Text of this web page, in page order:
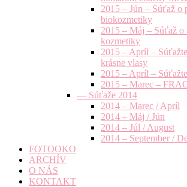
2015 – Jún – Súťaž o
biokozmetiky
2015 – Máj – Súťaž o
kozmetiky
2015 – Apríl –
krásne vlasy
2015 – Apríl –
2015 – Marec –
— Súťaže 2014
2014 – Marec / Apríl
2014 – Máj / Jún
2014 – Júl / August
2014 – September /
FOTOOKO
ARCHÍV
O NÁS
KONTAKT